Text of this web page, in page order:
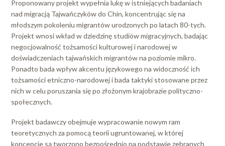
Proponowany projekt wypełnia lukę w istniejących badaniach
nad migracją Tajwańczyków do Chin, koncentrując się na
młodszym pokoleniu migrantów urodzonych po latach 80-tych.
Projekt wnosi wkład w dziedzinę studiów migracyjnych, badając
negocjowalność tożsamości kulturowej i narodowej w
doświadczeniach tajwańskich migrantów na poziomie mikro.
Ponadto bada wpływ akcentu językowego na widoczność ich
tożsamości etniczno-narodowej i bada taktyki stosowane przez
nich w celu poruszania się po złożonym krajobrazie polityczno-
społecznych.
Projekt badawczy obejmuje wypracowanie nowym ram
teoretycznych za pomocą teorii ugruntowanej, w której
koncepcje są tworzono bezpośrednio na podstawie zebranych